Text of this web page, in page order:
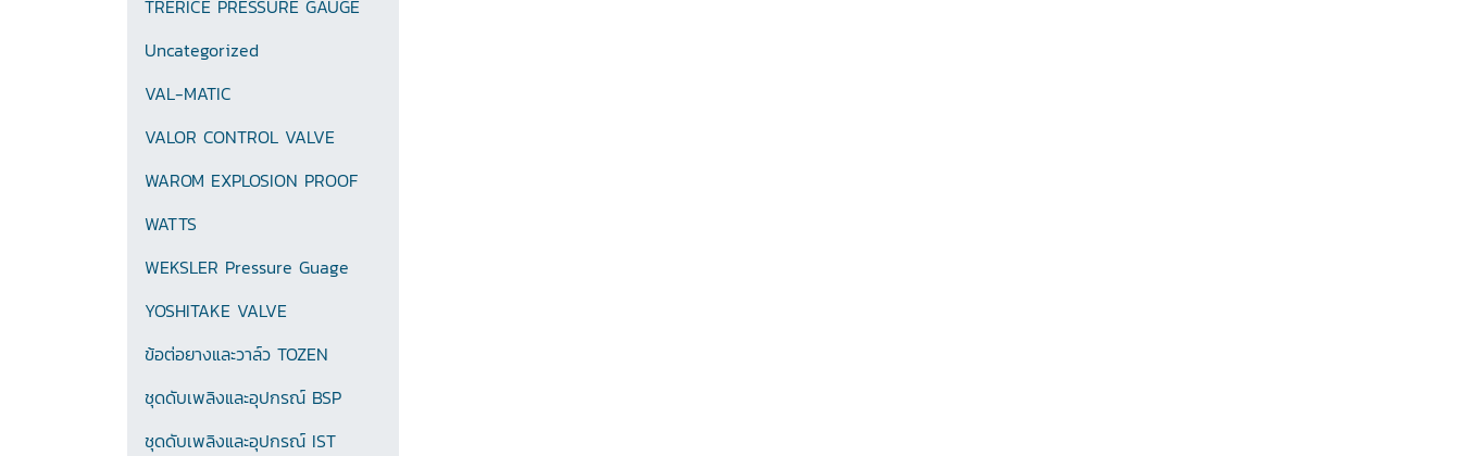
TRERICE PRESSURE GAUGE
Uncategorized
VAL-MATIC
VALOR CONTROL VALVE
WAROM EXPLOSION PROOF
WATTS
WEKSLER Pressure Guage
YOSHITAKE VALVE
ข้อต่อยางและวาล์ว TOZEN
ชุดดับเพลิงและอุปกรณ์ BSP
ชุดดับเพลิงและอุปกรณ์ IST